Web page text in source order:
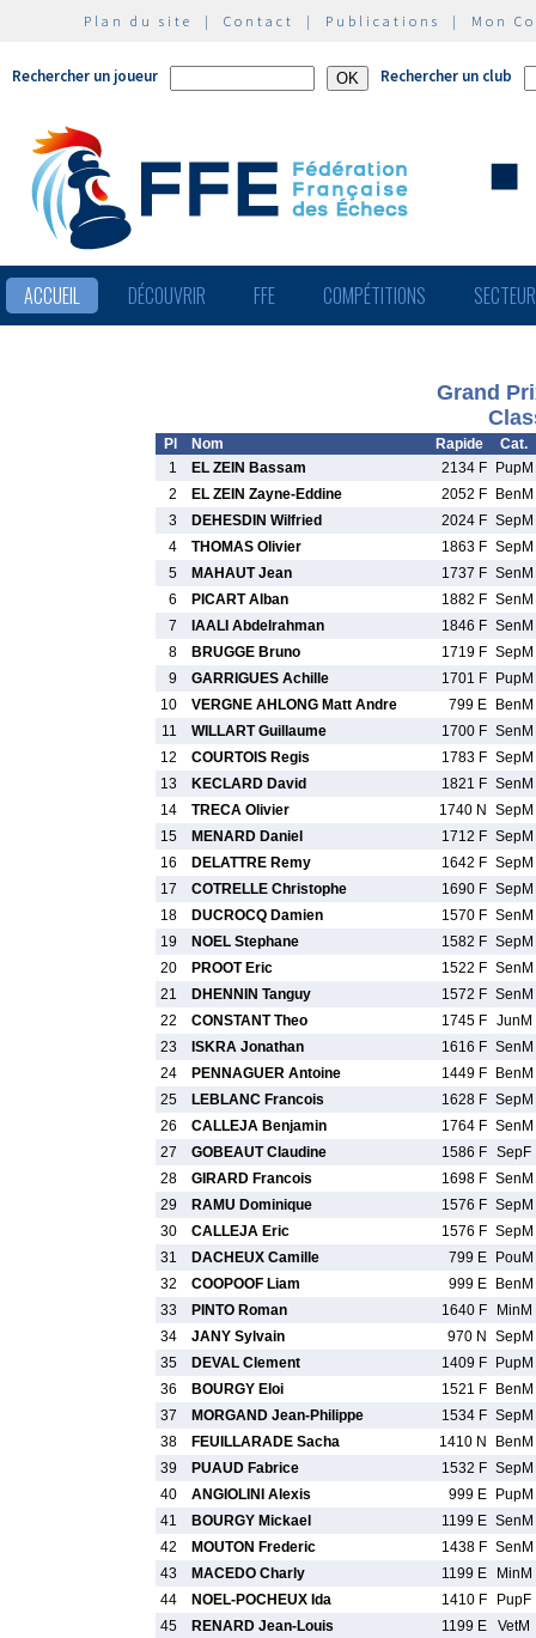
Plan du site | Contact | Publications | Mon
Rechercher un joueur Rechercher un club
ACCUEIL DÉCOUVRIR FFE COMPÉTITIONS
Grand
Pl Nom Rapide
Cat.
1
EL ZEIN Bassam 2134 F
PupM
2
EL ZEIN Zayne-Eddine 2052 F
BenM
3
DEHESDIN Wilfried 2024 F SepM
4
THOMAS Olivier 1863 F SepM
5
MAHAUT Jean 1737 F SenM
6
PICART Alban 1882 F SenM
7
IAALI Abdelrahman 1846 F SenM
8
BRUGGE Bruno 1719 F SepM
9
GARRIGUES Achille 1701 F
PupM
10
VERGNE AHLONG Matt Andre 799 E
BenM
11
WILLART Guillaume 1700 F SenM
12
COURTOIS Regis 1783 F SepM
13
KECLARD David 1821 F SenM
14
TRECA Olivier 1740 N
SepM
15
MENARD Daniel 1712 F SepM
16
DELATTRE Remy 1642 F SepM
17
COTRELLE Christophe 1690 F SepM
18
DUCROCQ Damien 1570 F SenM
19
NOEL Stephane 1582 F SepM
20
PROOT Eric 1522 F SenM
21
DHENNIN Tanguy 1572 F SenM
22
CONSTANT Theo 1745 F JunM
23
ISKRA Jonathan 1616 F SenM
24
PENNAGUER Antoine 1449 F
BenM
25
LEBLANC Francois 1628 F SepM
26
CALLEJA Benjamin 1764 F SenM
27
GOBEAUT Claudine 1586 F SepF
28
GIRARD Francois 1698 F SenM
29
RAMU Dominique 1576 F SepM
30
CALLEJA Eric 1576 F SepM
31
DACHEUX Camille 799 E
PouM
32
COOPOOF Liam 999 E
BenM
33
PINTO Roman 1640 F
MinM
34
JANY Sylvain 970 N
SepM
35
DEVAL Clement 1409 F
PupM
36
BOURGY Eloi 1521 F
BenM
37
MORGAND Jean-Philippe 1534 F SepM
38
FEUILLARADE Sacha 1410 N
BenM
39
PUAUD Fabrice 1532 F SepM
40
ANGIOLINI Alexis 999 E
PupM
41
BOURGY Mickael 1199 E SenM
42
MOUTON Frederic 1438 F SenM
43
MACEDO Charly 1199 E
MinM
44
NOEL-POCHEUX Ida 1410 F
PupF
45
RENARD Jean-Louis 1199 E
VetM